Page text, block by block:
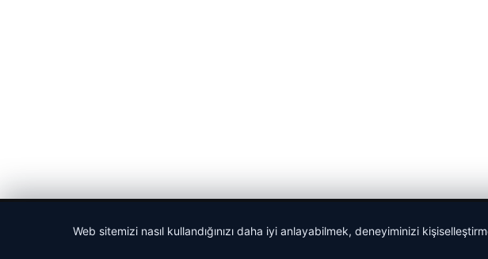
Web sitemizi nasıl kullandığınızı daha iyi anlayabilmek, deneyiminizi